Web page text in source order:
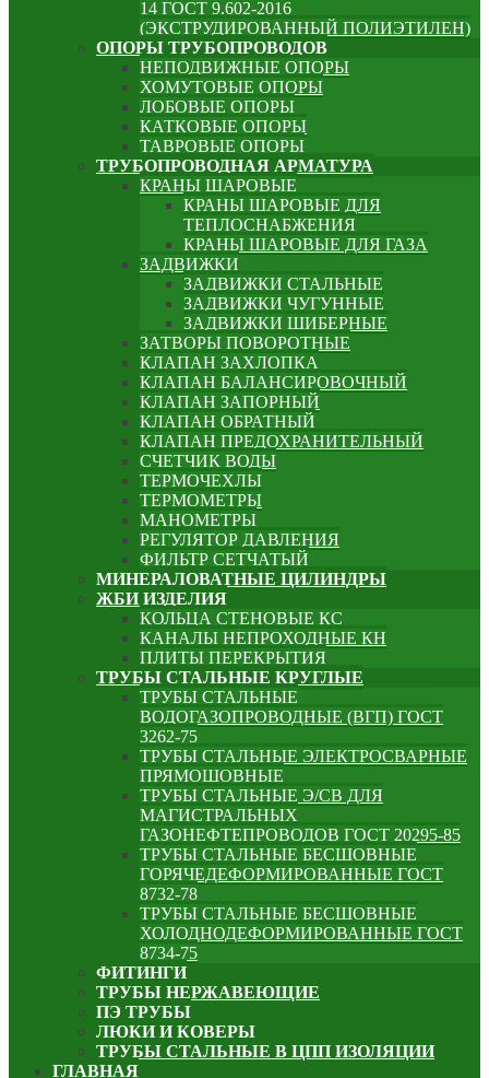
14 ГОСТ 9.602-2016
(ЭКСТРУДИРОВАННЫЙ ПОЛИЭТИЛЕН)
ОПОРЫ ТРУБОПРОВОДОВ
НЕПОДВИЖНЫЕ ОПОРЫ
ХОМУТОВЫЕ ОПОРЫ
ЛОБОВЫЕ ОПОРЫ
КАТКОВЫЕ ОПОРЫ
ТАВРОВЫЕ ОПОРЫ
ТРУБОПРОВОДНАЯ АРМАТУРА
КРАНЫ ШАРОВЫЕ
КРАНЫ ШАРОВЫЕ ДЛЯ
ТЕПЛОСНАБЖЕНИЯ
КРАНЫ ШАРОВЫЕ ДЛЯ ГАЗА
ЗАДВИЖКИ
ЗАДВИЖКИ СТАЛЬНЫЕ
ЗАДВИЖКИ ЧУГУННЫЕ
ЗАДВИЖКИ ШИБЕРНЫЕ
ЗАТВОРЫ ПОВОРОТНЫЕ
КЛАПАН ЗАХЛОПКА
КЛАПАН БАЛАНСИРОВОЧНЫЙ
КЛАПАН ЗАПОРНЫЙ
КЛАПАН ОБРАТНЫЙ
КЛАПАН ПРЕДОХРАНИТЕЛЬНЫЙ
СЧЕТЧИК ВОДЫ
ТЕРМОЧЕХЛЫ
ТЕРМОМЕТРЫ
МАНОМЕТРЫ
РЕГУЛЯТОР ДАВЛЕНИЯ
ФИЛЬТР СЕТЧАТЫЙ
МИНЕРАЛОВАТНЫЕ ЦИЛИНДРЫ
ЖБИ ИЗДЕЛИЯ
КОЛЬЦА СТЕНОВЫЕ КС
КАНАЛЫ НЕПРОХОДНЫЕ КН
ПЛИТЫ ПЕРЕКРЫТИЯ
ТРУБЫ СТАЛЬНЫЕ КРУГЛЫЕ
ТРУБЫ СТАЛЬНЫЕ
ВОДОГАЗОПРОВОДНЫЕ (ВГП) ГОСТ
3262-75
ТРУБЫ СТАЛЬНЫЕ ЭЛЕКТРОСВАРНЫЕ
ПРЯМОШОВНЫЕ
ТРУБЫ СТАЛЬНЫЕ Э/СВ ДЛЯ
МАГИСТРАЛЬНЫХ
ГАЗОНЕФТЕПРОВОДОВ ГОСТ 20295-85
ТРУБЫ СТАЛЬНЫЕ БЕСШОВНЫЕ
ГОРЯЧЕДЕФОРМИРОВАННЫЕ ГОСТ
8732-78
ТРУБЫ СТАЛЬНЫЕ БЕСШОВНЫЕ
ХОЛОДНОДЕФОРМИРОВАННЫЕ ГОСТ
8734-75
ФИТИНГИ
ТРУБЫ НЕРЖАВЕЮЩИЕ
ПЭ ТРУБЫ
ЛЮКИ И КОВЕРЫ
ТРУБЫ СТАЛЬНЫЕ В ЦПП ИЗОЛЯЦИИ
ГЛАВНАЯ